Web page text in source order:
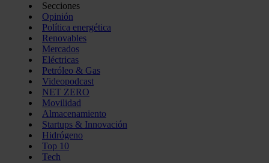
Secciones
Opinión
Política energética
Renovables
Mercados
Eléctricas
Petróleo & Gas
Videopodcast
NET ZERO
Movilidad
Almacenamiento
Startups & Innovación
Hidrógeno
Top 10
Tech